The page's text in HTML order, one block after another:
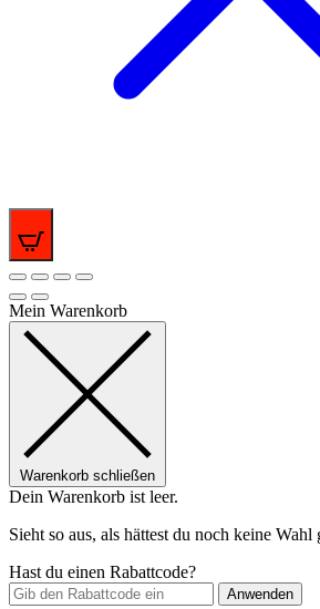
Mein Warenkorb
Warenkorb schließen
Dein Warenkorb ist leer.
Sieht so aus, als hättest du noch keine Wahl
Hast du einen Rabattcode?
Anwenden